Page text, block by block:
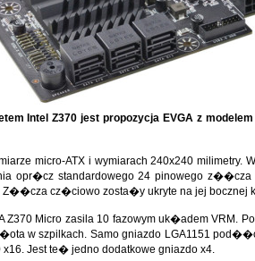
Intel Z370 jest propozycja EVGA z
micro-ATX i wymiarach 240x240
opr�cz standardowego 24 pinowego
Z��cza cz�ciowo zosta�y ukryte na jej bocznej
Z370 Micro zasila 10 fazowym uk�adem VRM.
w szpilkach. Samo gniazdo LGA1151
x16. Jest te� jedno dodatkowe gniazdo x4.